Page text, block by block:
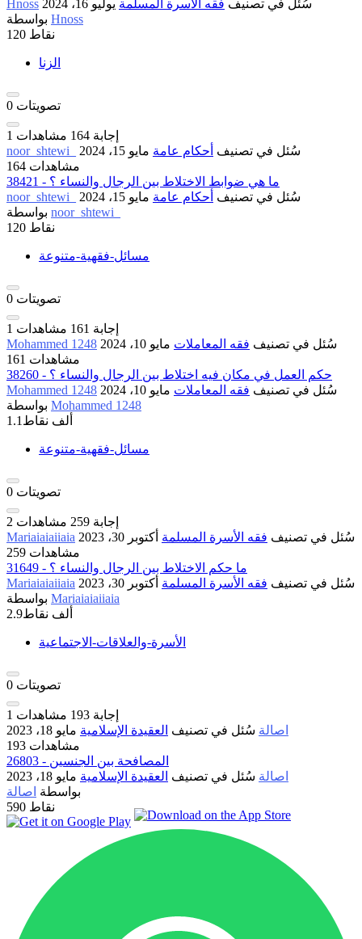
Hnoss سُئل في تصنيف فقه الأسرة المسلمة يوليو 16، 2024
Hnoss
120 نقاط
الزنا
0 تصويتات
1 إجابة 164 مشاهدات
noor_shtewi_
سُئل في تصنيف أحكام عامة مايو 15، 2024
164 مشاهدات
38421 - ما هي ضوابط الاختلاط بين الرجال والنساء ؟
noor_shtewi_
سُئل في تصنيف أحكام عامة مايو 15، 2024
noor_shtewi_
120 نقاط
مسائل-فقهية-متنوعة
0 تصويتات
1 إجابة 161 مشاهدات
Mohammed 1248
سُئل في تصنيف فقه المعاملات مايو 10، 2024
161 مشاهدات
38260 - حكم العمل في مكان فيه اختلاط بين الرجال والنساء ؟
Mohammed 1248
سُئل في تصنيف فقه المعاملات مايو 10، 2024
Mohammed 1248
1.1ألف نقاط
مسائل-فقهية-متنوعة
0 تصويتات
2 إجابة 259 مشاهدات
Mariaiaiaiiaia
سُئل في تصنيف فقه الأسرة المسلمة أكتوبر 30، 2023
259 مشاهدات
31649 - ما حكم الاختلاط بين الرجال والنساء ؟
Mariaiaiaiiaia
سُئل في تصنيف فقه الأسرة المسلمة أكتوبر 30، 2023
Mariaiaiaiiaia
2.9ألف نقاط
الأسرة-والعلاقات-الاجتماعية
0 تصويتات
1 إجابة 193 مشاهدات
اصالة سُئل في تصنيف العقيدة الإسلامية مايو 18، 2023
193 مشاهدات
26803 - المصافحة بين الجنسين
اصالة سُئل في تصنيف العقيدة الإسلامية مايو 18، 2023
بواسطة اصالة
590 نقاط